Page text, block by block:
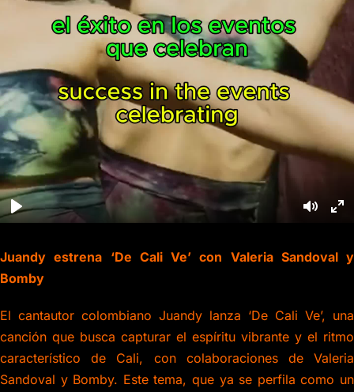
Juandy estrena ‘De Cali Ve’ con Valeria Sandoval y
Bomby
El cantautor colombiano Juandy lanza ‘De Cali Ve’, una
canción que busca capturar el espíritu vibrante y el ritmo
característico de Cali, con colaboraciones de Valeria
Sandoval y Bomby. Este tema, que ya se perfila como un